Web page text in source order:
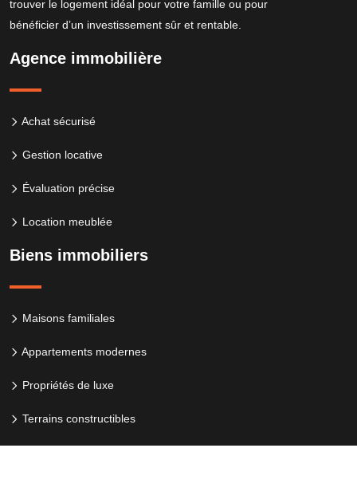
trouver le logement idéal pour votre famille ou pour
bénéficier d’un investissement sûr et rentable.
Agence immobilière
Achat sécurisé
Gestion locative
Évaluation précise
Location meublée
Biens immobiliers
Maisons familiales
Appartements modernes
Propriétés de luxe
Terrains constructibles